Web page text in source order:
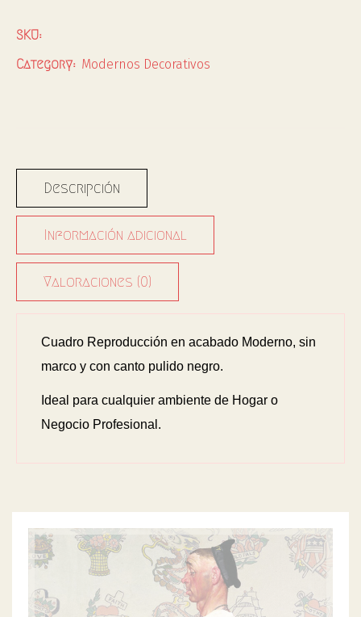
SKU:
Category: Modernos Decorativos
Descripción
Información adicional
Valoraciones (0)
Cuadro Reproducción en acabado Moderno, sin
marco y con canto pulido negro.
Ideal para cualquier ambiente de Hogar o
Negocio Profesional.